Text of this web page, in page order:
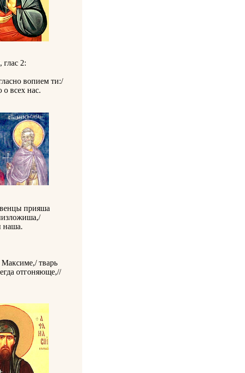
, глас 2:
вопием ти:/
всех нас.
прияша
наша.
тварь
отгоняюще,//